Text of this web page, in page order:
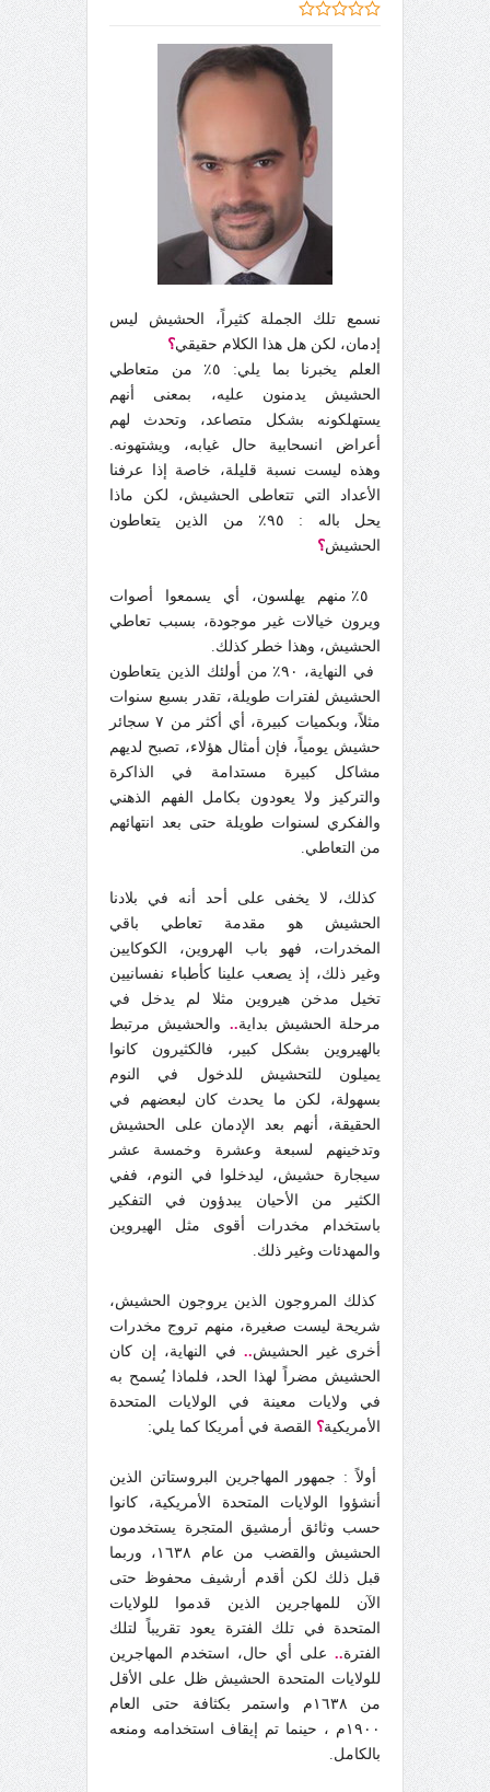
نسمع تلك الجملة كثيراً، الحشيش ليس
إدمان، لكن هل هذا الكلام حقيقي؟
العلم يخبرنا بما يلي: ٥٪ من متعاطي
الحشيش يدمنون عليه، بمعنى أنهم
يستهلكونه بشكل متصاعد، وتحدث لهم
أعراض انسحابية حال غيابه، ويشتهونه.
وهذه ليست نسبة قليلة، خاصة إذا عرفنا
الأعداد التي تتعاطى الحشيش، لكن ماذا
يحل باله : ٩٥٪ من الذين يتعاطون
الحشيش؟
٥٪ منهم يهلسون، أي يسمعوا أصوات
ويرون خيالات غير موجودة، بسبب تعاطي
الحشيش، وهذا خطر كذلك.
في النهاية، ٩٠٪ من أولئك الذين يتعاطون
الحشيش لفترات طويلة، تقدر بسبع سنوات
مثلاً، وبكميات كبيرة، أي أكثر من ٧ سجائر
حشيش يومياً، فإن أمثال هؤلاء، تصبح لديهم
مشاكل كبيرة مستدامة في الذاكرة
والتركيز ولا يعودون بكامل الفهم الذهني
والفكري لسنوات طويلة حتى بعد انتهائهم
من التعاطي.
كذلك، لا يخفى على أحد أنه في بلادنا
الحشيش هو مقدمة تعاطي باقي
المخدرات، فهو باب الهروين، الكوكايين
وغير ذلك، إذ يصعب علينا كأطباء نفسانيين
تخيل مدخن هيروين مثلا لم يدخل في
مرحلة الحشيش بداية.. والحشيش مرتبط
بالهيروين بشكل كبير، فالكثيرون كانوا
يميلون للتحشيش للدخول في النوم
بسهولة، لكن ما يحدث كان لبعضهم في
الحقيقة، أنهم بعد الإدمان على الحشيش
وتدخينهم لسبعة وعشرة وخمسة عشر
سيجارة حشيش، ليدخلوا في النوم، ففي
الكثير من الأحيان يبدؤون في التفكير
باستخدام مخدرات أقوى مثل الهيروين
والمهدئات وغير ذلك.
كذلك المروجون الذين يروجون الحشيش،
شريحة ليست صغيرة، منهم تروج مخدرات
أخرى غير الحشيش.. في النهاية، إن كان
الحشيش مضراً لهذا الحد، فلماذا يُسمح به
في ولايات معينة في الولايات المتحدة
الأمريكية؟ القصة في أمريكا كما يلي:
أولاً : جمهور المهاجرين البروستاتن الذين
أنشؤوا الولايات المتحدة الأمريكية، كانوا
حسب وثائق أرمشيق المتجرة يستخدمون
الحشيش والقضب من عام ١٦٣٨، وربما
قبل ذلك لكن أقدم أرشيف محفوظ حتى
الآن للمهاجرين الذين قدموا للولايات
المتحدة في تلك الفترة يعود تقريباً لتلك
الفترة.. على أي حال، استخدم المهاجرين
للولايات المتحدة الحشيش ظل على الأقل
من ١٦٣٨م واستمر بكثافة حتى العام
١٩٠٠م ، حينما تم إيقاف استخدامه ومنعه
بالكامل.